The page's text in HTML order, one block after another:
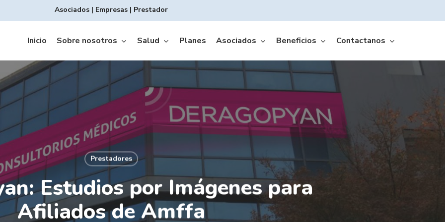
Asociados| Empresas| Prestador
Inicio Sobre nosotros Salud Planes Asociados
Copagos INTEGRAL
Beneficios Contactanos
Prestadores
Estudios por Imágenes para
Afiliados de Amffa